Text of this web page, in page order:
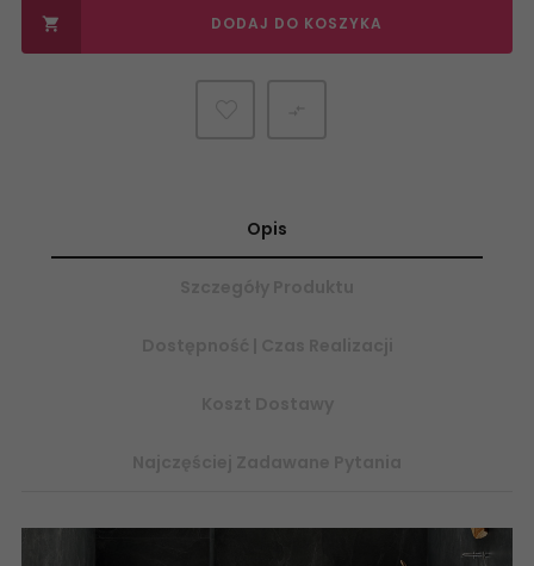
 DODAJ DO KOSZYKA
Opis